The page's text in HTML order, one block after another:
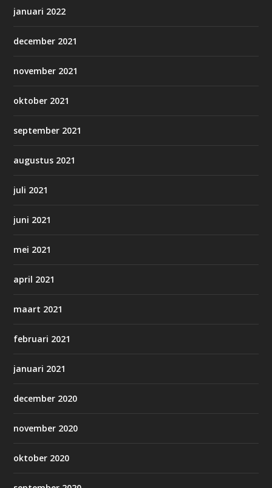
januari 2022
december 2021
november 2021
oktober 2021
september 2021
augustus 2021
juli 2021
juni 2021
mei 2021
april 2021
maart 2021
februari 2021
januari 2021
december 2020
november 2020
oktober 2020